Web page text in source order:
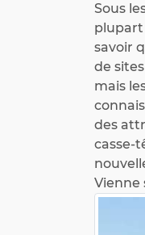
Sous
plupart
savoir
de
mais
des
casse-
Vienne